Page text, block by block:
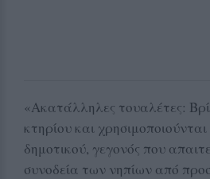
«Ακατάλληλες τουαλέτες:
κτηρίου και
δημοτικού, γεγονός που
συνοδεία των νηπίων από